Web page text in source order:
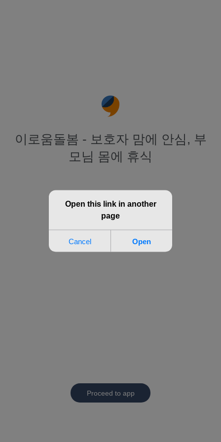
이로움돌봄 - 보호자 맘에 안심, 부
모님 몸에 휴식
Proceed to app